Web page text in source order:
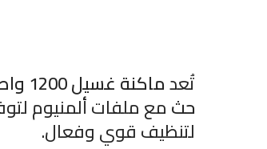
تُعدماكنة غسيل 1200 واط
حثمع ملفات ألمنيوم
لتنظيف قوي وفعال.